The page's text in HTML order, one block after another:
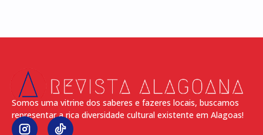
Somos uma vitrine dos saberes e fazeres locais, buscamos
representar a rica diversidade cultural existente em Alagoas!